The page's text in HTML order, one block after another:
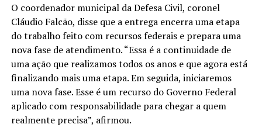
O coordenador municipal da Defesa Civil, coronel
Cláudio Falcão, disse que a entrega encerra uma etapa
do trabalho feito com recursos federais e prepara uma
nova fase de atendimento. “Essa é a continuidade de
uma ação que realizamos todos os anos e que agora está
finalizando mais uma etapa. Em seguida, iniciaremos
uma nova fase. Esse é um recurso do Governo Federal
aplicado com responsabilidade para chegar a quem
realmente precisa”, afirmou.